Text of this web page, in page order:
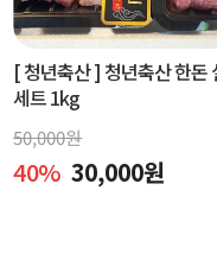
[ 청년축산 ] 청년축산 한돈
세트 1kg
50,000원
40% 30,000원